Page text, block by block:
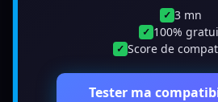
✓ 3 mn
✓ 100%
✓ Score de
Tester ma